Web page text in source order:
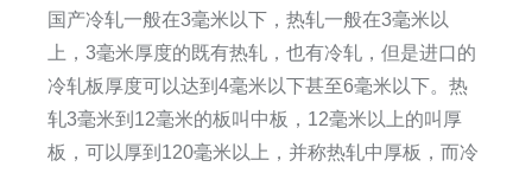
国产冷轧一般在3毫米以下，热轧一般在3毫米以
上，3毫米厚度的既有热轧，也有冷轧，但是进口的
冷轧板厚度可以达到4毫米以下甚至6毫米以下。热
轧3毫米到12毫米的板叫中板，12毫米以上的叫厚
板，可以厚到120毫米以上，并称热轧中厚板，而冷